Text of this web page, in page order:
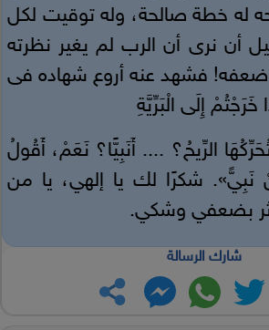
له خطة صالحة، وله توقيت لكل
نرى أن الرب لم يغير نظرته
فشهد عنه أروع شهاده فى
إِلَى الْبَرِّيَّةِ
الرِّيحُ؟ .... أَنَبِيًّا؟ نَعَمْ، أَقُولُ
شكرًا لك يا إلهي، يا من
بضعفي وشكي.
شارك الرسالة